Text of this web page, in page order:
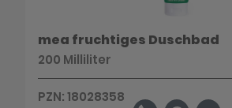
mea fruchtiges Duschbad
200 Milliliter
PZN: 18028358